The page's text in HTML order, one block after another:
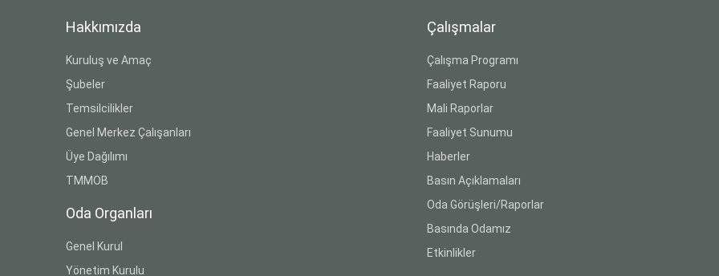
Hakkımızda
Kuruluş ve Amaç
Şubeler
Temsilcilikler
Genel Merkez Çalışanları
Üye Dağılımı
TMMOB
Oda Organları
Genel Kurul
Yönetim Kurulu
Çalışmalar
Çalışma Programı
Faaliyet Raporu
Mali Raporlar
Faaliyet Sunumu
Haberler
Basın Açıklamaları
Oda Görüşleri/Raporlar
Basında Odamız
Etkinlikler